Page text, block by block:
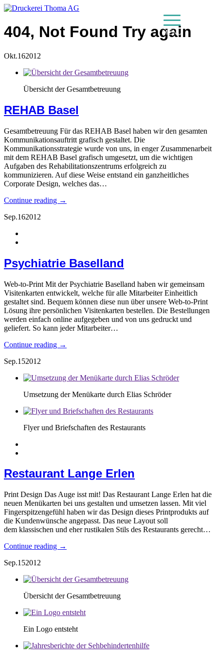
404, Not Found Try again
Okt.162012
Übersicht der Gesamtbetreuung
REHAB Basel
Gesamtbetreuung Für das REHAB Basel haben wir den gesamten
Kommunikationsauftritt grafisch gestaltet. Die
Kommunikationsstrategie wurde von uns, in enger Zusammenarbeit
mit dem REHAB Basel grafisch umgesetzt, um die wichtigen
Aufgaben des Rehabilitationszentrums erfolgreich zu
kommunizieren. Auf diese Weise entstand ein ganzheitliches
Corporate Design, welches das…
Continue reading →
Sep.162012
Psychiatrie Baselland
Web-to-Print Mit der Psychiatrie Baselland haben wir gemeinsam
Visitenkarten entwickelt, welche für alle Mitarbeiter Einheitlich
gestaltet sind. Bequem können diese nun über unsere Web-to-Print
Lösung ihre persönlichen Visitenkarten bestellen. Die Bestellungen
werden einfach online aufgegeben und von uns gedruckt und
geliefert. So kann jeder Mitarbeiter…
Continue reading →
Sep.152012
Umsetzung der Menükarte durch Elias Schröder
Flyer und Briefschaften des Restaurants
Restaurant Lange Erlen
Print Design Das Auge isst mit! Das Restaurant Lange Erlen hat die
neuen Menükarten bei uns gestalten und umsetzen lassen. Mit viel
Fingerspitzengefühl haben wir das Design dieses Printprodukts auf
die Kundenwünsche angepasst. Das neue Layout soll
dem klassischen und eher rustikalen Stils des Restaurants gerecht…
Continue reading →
Sep.152012
Übersicht der Gesamtbetreuung
Ein Logo entsteht
MENU